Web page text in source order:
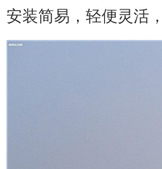
安装简易，轻便灵活